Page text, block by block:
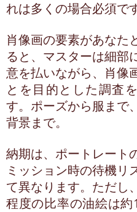
れは多くの場合必須で
肖像画の要素があなた
ると、マスターは細部
意を払いながら、肖像
とを目的とした調査
す。ポーズから服まで
背景まで。
納期は、ポートレート
ミッション時の待機リ
て異なります。ただし
程度の比率の油絵は約